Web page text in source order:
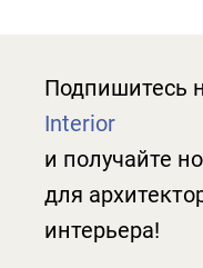
Подпишитесь
Interior
и получайте
для
интерьера!